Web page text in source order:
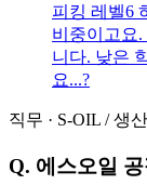
피킹 레벨6
비중이고요
니다. 낮은
요...?
직무 · S-OIL /생
Q. 에스오일